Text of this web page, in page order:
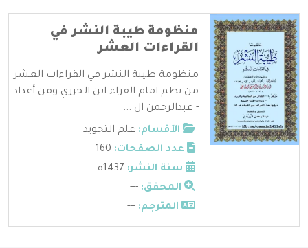
منظومة طيبة النشر في
القراءات العشر
منظومة طيبة النشر في القراءات العشر
من نظم امام القراء ابن الجزري ومن أعداد
- عبدالرحمن ال ...
الأقسام: علم التجويد
عدد الصفحات:
سنة النشر:
المحقق: ---
المترجم: ---